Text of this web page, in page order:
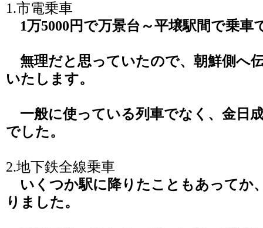
1.市電乗車
1万5000円で万景台～平壌駅間で乗車
無理だと思っていたので、朝鮮側へ
いたします。
一般に使っている列車でなく、金日
でした。
2.地下鉄全線乗車
いくつか駅に降りたこともあってか
りました。